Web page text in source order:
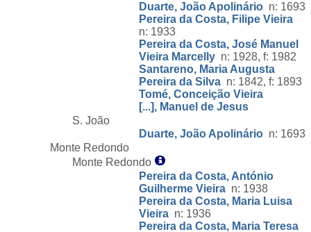
Duarte, João Apolinário n: 1693
Pereira da Costa, Filipe Vieira
n: 1933
Pereira da Costa, José Manuel
Vieira Marcelly n: 1928, f: 1982
Santareno, Maria Augusta
Pereira da Silva n: 1842, f: 1893
Tomé, Conceição Vieira
[...], Manuel de Jesus
S. João
Duarte, João Apolinário n: 1693
Monte Redondo
Monte Redondo
Pereira da Costa, António
Guilherme Vieira n: 1938
Pereira da Costa, Maria Luisa
Vieira n: 1936
Pereira da Costa, Maria Teresa